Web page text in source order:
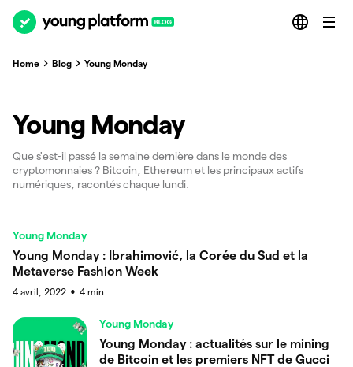
Home Blog Young Monday
Young Monday
Que s'est-il passé la semaine dernière dans le monde des
cryptomonnaies ? Bitcoin, Ethereum et les principaux actifs
numériques, racontés chaque lundi.
Young Monday
Young Monday : Ibrahimović, la Corée du Sud et la
Metaverse Fashion Week
4 avril, 2022 ● 4 min
Young Monday
Young Monday : actualités sur le mining
de Bitcoin et les premiers NFT de Gucci